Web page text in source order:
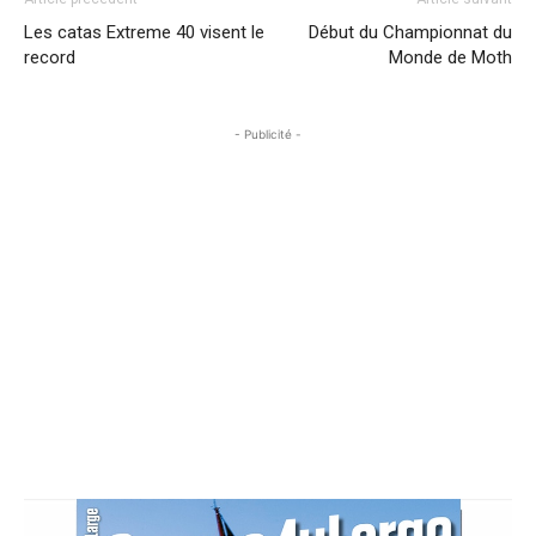
Les catas Extreme 40 visent le
record
Début du Championnat du
Monde de Moth
- Publicité -